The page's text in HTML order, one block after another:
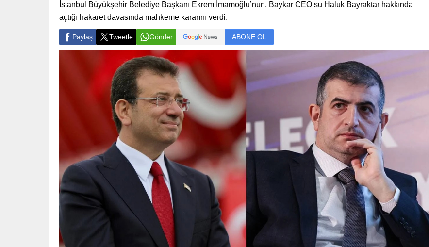
İstanbul Büyükşehir Belediye Başkanı Ekrem İmamoğlu’nun, Baykar CEO’su Haluk Bayraktar hakkında
açtığı hakaret davasında mahkeme kararını verdi.
Paylaş Tweetle Gönder ABONE OL